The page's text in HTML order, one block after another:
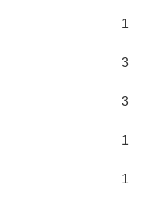
1
3
3
1
1